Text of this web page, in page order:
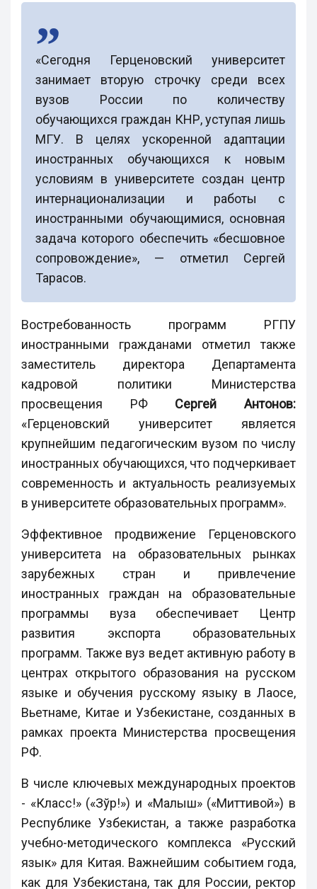
«Сегодня Герценовский университет
занимает вторую строчку среди всех
вузов России по количеству
обучающихся граждан КНР, уступая лишь
МГУ. В целях ускоренной адаптации
иностранных обучающихся к новым
условиям в университете создан центр
интернационализации и работы с
иностранными обучающимися, основная
задача которого обеспечить «бесшовное
сопровождение», — отметил Сергей
Тарасов.
Востребованность программ РГПУ
иностранными гражданами отметил также
заместитель директора Департамента
кадровой политики Министерства
просвещения РФ Сергей Антонов:
«Герценовский университет является
крупнейшим педагогическим вузом по числу
иностранных обучающихся, что подчеркивает
современность и актуальность реализуемых
в университете образовательных программ».
Эффективное продвижение Герценовского
университета на образовательных рынках
зарубежных стран и привлечение
иностранных граждан на образовательные
программы вуза обеспечивает Центр
развития экспорта образовательных
программ. Также вуз ведет активную работу в
центрах открытого образования на русском
языке и обучения русскому языку в Лаосе,
Вьетнаме, Китае и Узбекистане, созданных в
рамках проекта Министерства просвещения
РФ.
В числе ключевых международных проектов
- «Класс!» («Зўр!») и «Малыш» («Миттивой») в
Республике Узбекистан, а также разработка
учебно-методического комплекса «Русский
язык» для Китая. Важнейшим событием года,
как для Узбекистана, так для России, ректор